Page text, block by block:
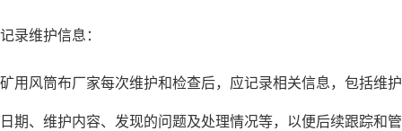
记录维护信息：
矿用风筒布厂家每次维护和检查后，应记录相关信息，包括维护
日期、维护内容、发现的问题及处理情况等，以便后续跟踪和管